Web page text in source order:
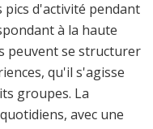
pics d'activité pendant
à la haute
peuvent se structurer
qu'il s'agisse
groupes. La
avec une